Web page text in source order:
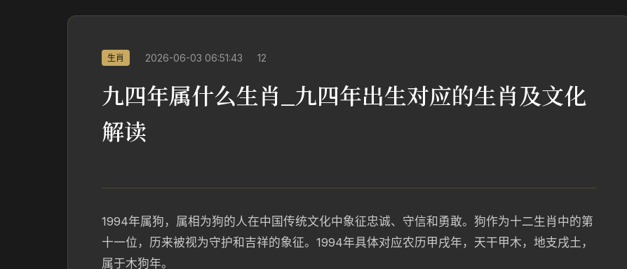
生肖 2026-06-03 06:51:43 12
九四年属什么生肖_九四年出生对应的生肖及文化
解读
1994年属狗，属相为狗的人在中国传统文化中象征忠诚、守信和勇敢。狗作为十二生肖中的第
十一位，历来被视为守护和吉祥的象征。1994年具体对应农历甲戌年，天干甲木，地支戌土，
属于木狗年。